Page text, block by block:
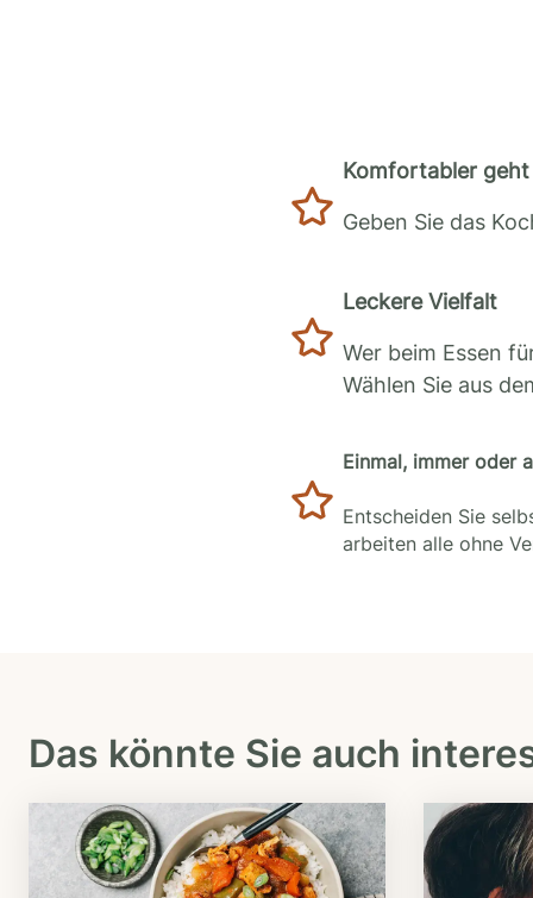
Komfortabler
Geben Sie das
Leckere Vielfalt
Wer beim Essen
Wählen Sie aus
Einmal, immer oder
Entscheiden Sie
arbeiten alle ohne
Das könnte Sie auch